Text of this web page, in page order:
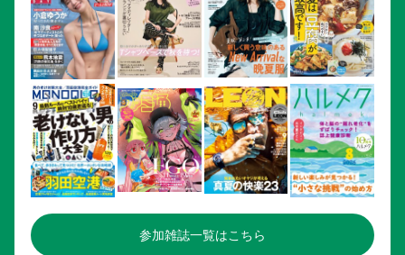
参加雑誌一覧はこちら